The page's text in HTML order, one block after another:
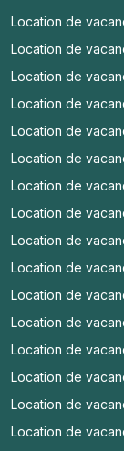
Location de
Location de
Location de
Location de
Location de
Location de
Location de
Location de
Location de
Location de
Location de
Location de
Location de
Location de
Location de
Location de